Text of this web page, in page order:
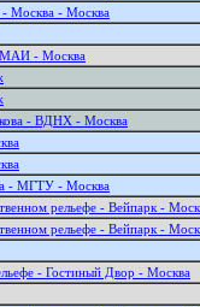
- Москва - Москва
МАИ - Москва
- ВДНХ - Москва
- МГТУ - Москва
рельефе - Вейпарк -
рельефе - Вейпарк -
- Гостиный Двор - Москва